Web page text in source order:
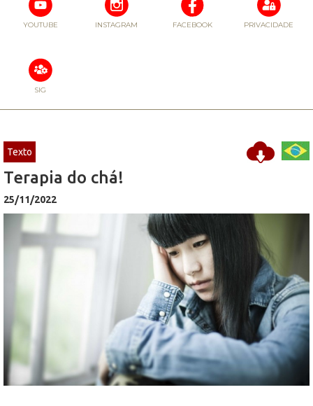
YOUTUBE INSTAGRAM FACEBOOK PRIVACIDADE
SIG
Texto
Terapia do chá!
25/11/2022